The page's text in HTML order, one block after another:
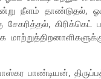
நீளம் தாண்டுதல்,
சேகரித்தல்,
பாண்டியன்,